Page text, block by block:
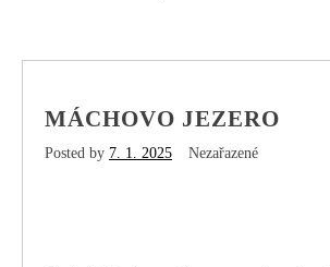
MÁCHOVO JEZERO
Posted by 7. 1. 2025 Nezařazené